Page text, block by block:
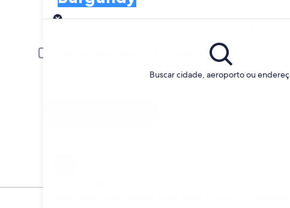
Buscar cidade, aeroporto ou
Retirada
Data de retirada
Data de
O motorista tem menos de 30 ou mais de 70 anos
Motoristas jovens ou idosos podem ter que pagar uma taxa adicional.
Encontre ofertas de carro